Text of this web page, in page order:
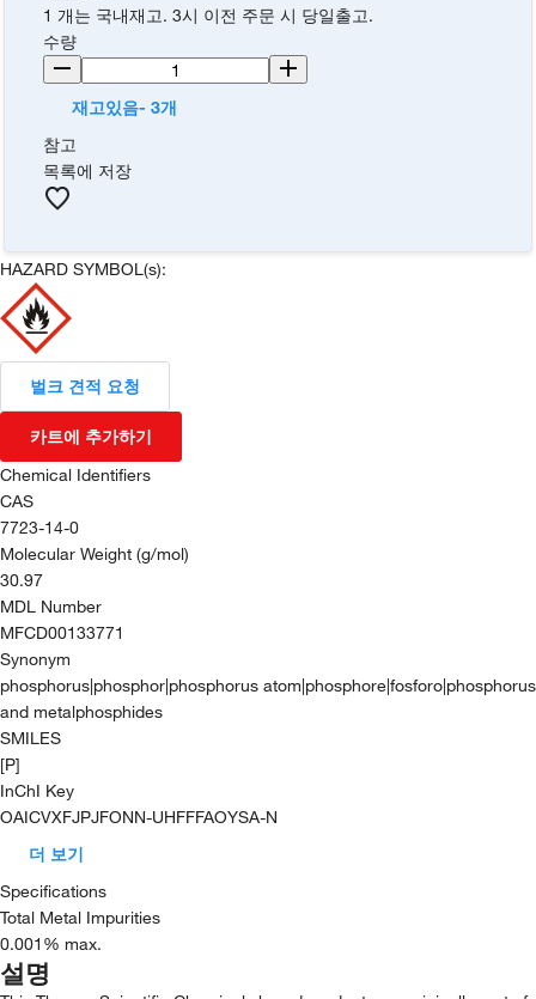
1 개는 국내재고. 3시 이전 주문 시 당일출고.
수량
재고있음- 3개
참고
목록에 저장
HAZARD SYMBOL(s):
벌크 견적 요청
카트에 추가하기
Chemical Identifiers
CAS
7723-14-0
Molecular Weight (g/mol)
30.97
MDL Number
MFCD00133771
Synonym
phosphorus|phosphor|phosphorus atom|phosphore|fosforo|phosphorus
and metalphosphides
SMILES
[P]
InChI Key
OAICVXFJPJFONN-UHFFFAOYSA-N
더 보기
Specifications
Total Metal Impurities
0.001% max.
설명